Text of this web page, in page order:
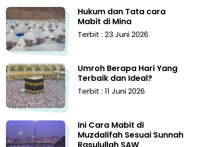
Hukum dan Tata cara
Mabit di Mina
Terbit : 23 Juni 2026
Umroh Berapa Hari Yang
Terbaik dan Ideal?
Terbit : 11 Juni 2026
Ini Cara Mabit di
Muzdalifah Sesuai Sunnah